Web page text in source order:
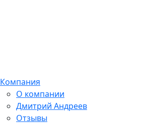
Компания
О компании
Дмитрий Андреев
Отзывы